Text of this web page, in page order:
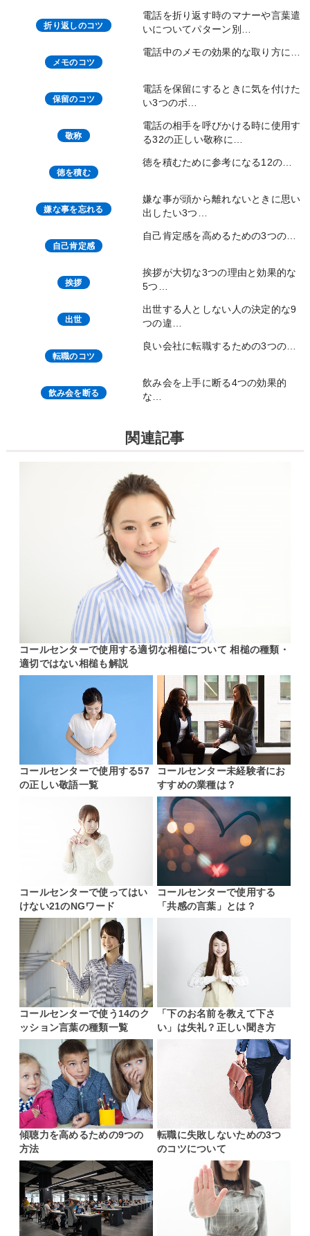
折り返しのコツ
電話を折り返す時のマナーや言葉遣
いについてパターン別…
メモのコツ
電話中のメモの効果的な取り方に…
保留のコツ
電話を保留にするときに気を付けた
い3つのポ…
敬称
電話の相手を呼びかける時に使用す
る32の正しい敬称に…
徳を積む
徳を積むために参考になる12の…
嫌な事を忘れる
嫌な事が頭から離れないときに思い
出したい3つ…
自己肯定感
自己肯定感を高めるための3つの…
挨拶
挨拶が大切な3つの理由と効果的な
5つ…
出世
出世する人としない人の決定的な9
つの違…
転職のコツ
良い会社に転職するための3つの…
飲み会を断る
飲み会を上手に断る4つの効果的
な…
関連記事
コールセンターで使用する適切な相槌について 相槌の種類・
適切ではない相槌も解説
コールセンターで使用する57
の正しい敬語一覧
コールセンター未経験者にお
すすめの業種は？
コールセンターで使ってはい
けない21のNGワード
コールセンターで使用する
「共感の言葉」とは？
コールセンターで使う14のク
ッション言葉の種類一覧
「下のお名前を教えて下さ
い」は失礼？正しい聞き方
傾聴力を高めるための9つの
方法
転職に失敗しないための3つ
のコツについて